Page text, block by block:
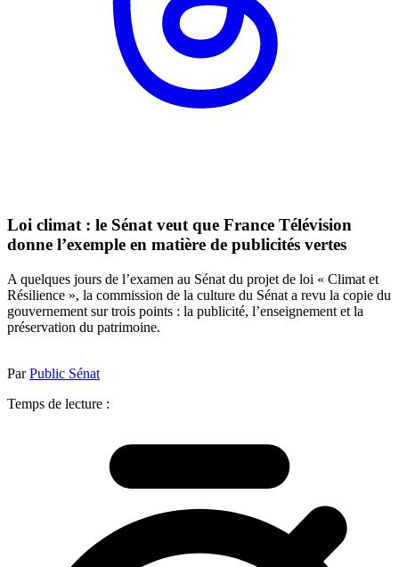
Loi climat : le Sénat veut que France Télévision
donne l’exemple en matière de publicités vertes
A quelques jours de l’examen au Sénat du projet de loi « Climat et
Résilience », la commission de la culture du Sénat a revu la copie du
gouvernement sur trois points : la publicité, l’enseignement et la
préservation du patrimoine.
ParPublic Sénat
Temps de lecture :